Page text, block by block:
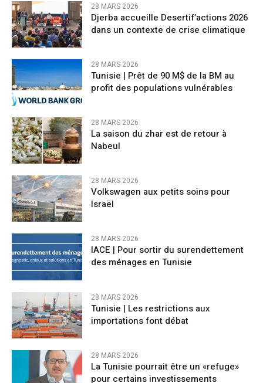
28 MARS 2026
Djerba accueille Desertif’actions 2026
dans un contexte de crise climatique
28 MARS 2026
Tunisie | Prêt de 90 M$ de la BM au
profit des populations vulnérables
28 MARS 2026
La saison du zhar est de retour à
Nabeul
28 MARS 2026
Volkswagen aux petits soins pour
Israël
28 MARS 2026
IACE | Pour sortir du surendettement
des ménages en Tunisie
28 MARS 2026
Tunisie | Les restrictions aux
importations font débat
28 MARS 2026
La Tunisie pourrait être un «refuge»
pour certains investissements